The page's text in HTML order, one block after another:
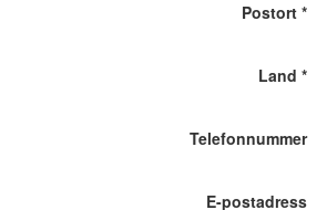
Postort *
Land *
Telefonnummer
E-postadress